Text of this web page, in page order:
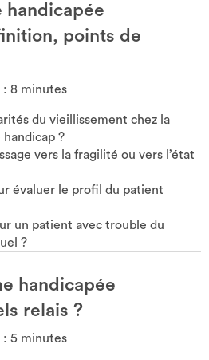
handicapée
points de
: 8 minutes
du vieillissement chez la
?
vers la fragilité ou vers l’état
évaluer le profil du patient
un patient avec trouble du
?
handicapée
relais ?
: 5 minutes